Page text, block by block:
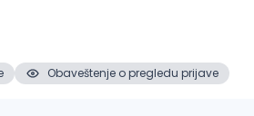
Obaveštenje o pregledu prijave